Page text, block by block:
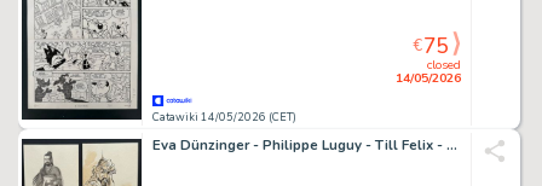
Catawiki 14/05/2026 (CET)
closed
14/05/2026
€75
Eva Dünzinger - Philippe Luguy - Till Felix - Boris Kiseliki - 4 Original drawing - Illustrationen internationaler Comiczeichner